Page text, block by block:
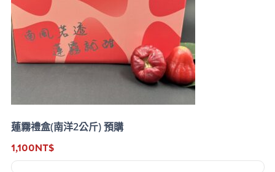
蓮霧禮盒(南洋2公斤) 預購
1,100NT$